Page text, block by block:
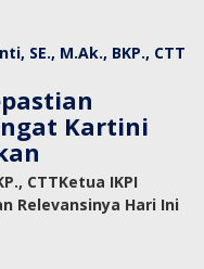
Kartini
CTTKetua IKPI
Relevansinya Hari Ini